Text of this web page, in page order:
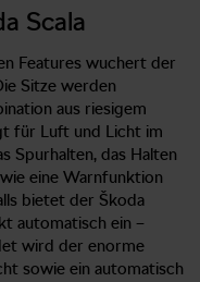
Scala
Features wuchert der
Sitze werden
aus riesigem
für Luft und Licht im
Spurhalten, das Halten
eine Warnfunktion
bietet der Škoda
automatisch ein –
wird der enorme
sowie ein automatisch